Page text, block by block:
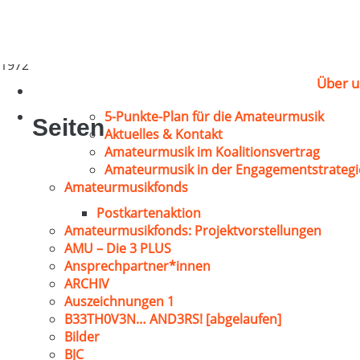
Über
1972
Seiten5-Punkte-Plan für die Amateurmusik
Aktuelles & Kontakt
Amateurmusik im Koalitionsvertrag
Amateurmusik in der
Amateurmusikfonds
Postkartenaktion
Amateurmusikfonds: Projektvorstellungen
AMU – Die 3 PLUS
Ansprechpartner*innen
ARCHIV
Auszeichnungen 1
B33TH0V3N… AND3RS! [abgelaufen]
Bilder
BJC